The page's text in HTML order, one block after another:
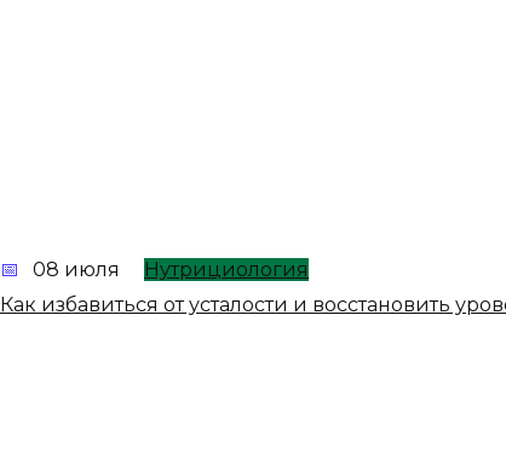
08 июля
Нутрициология
Как избавиться от усталости и восстановить